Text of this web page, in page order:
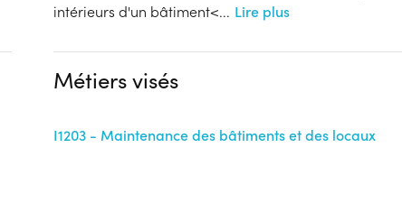
intérieurs d'un bâtiment<... Lire plus
Métiers visés
I1203 - Maintenance des bâtiments et des locaux